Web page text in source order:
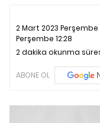
2 Mart 2023 Perşembe
Perşembe 12:28
2 dakika okunma
ABONE OL